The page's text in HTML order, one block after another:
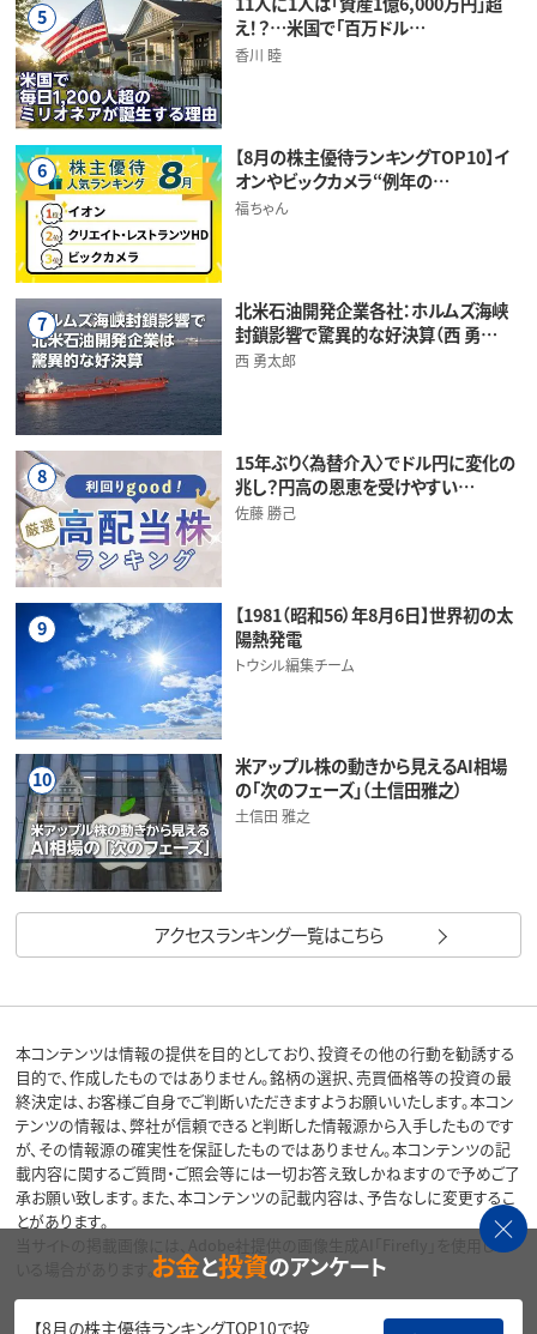
5
え！？…米国で「百万ドル…
香川 睦
6
【8月の株主優待ランキングTOP10】イ
オンやビックカメラ“例年の…
福ちゃん
7
北米石油開発企業各社：ホルムズ海峡
封鎖影響で驚異的な好決算（西 勇…
西 勇太郎
8
15年ぶり〈為替介入〉でドル円に変化の
兆し？円高の恩恵を受けやすい…
佐藤 勝己
9
【1981（昭和56）年8月6日】世界初の太
陽熱発電
トウシル編集チーム
10
米アップル株の動きから見えるAI相場
の「次のフェーズ」（土信田雅之）
土信田 雅之
アクセスランキング一覧はこちら
本コンテンツは情報の提供を目的としており、投資その他の行動を勧誘する
目的で、作成したものではありません。銘柄の選択、売買価格等の投資の最
終決定は、お客様ご自身でご判断いただきますようお願いいたします。本コン
テンツの情報は、弊社が信頼できると判断した情報源から入手したものです
が、その情報源の確実性を保証したものではありません。本コンテンツの記
載内容に関するご質問・ご照会等には一切お答え致しかねますので予めご了
承お願い致します。また、本コンテンツの記載内容は、予告なしに変更するこ
とがあります。
当サイトの掲載画像には、Adobe社提供の画像生成AI「Firefly」を使用して
いる場合があります。
リスク・費用・情報提供について
お金と投資のアンケート
【8月の株主優待ランキングTOP10で投